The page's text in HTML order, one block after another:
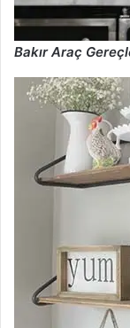
Bakır Araç